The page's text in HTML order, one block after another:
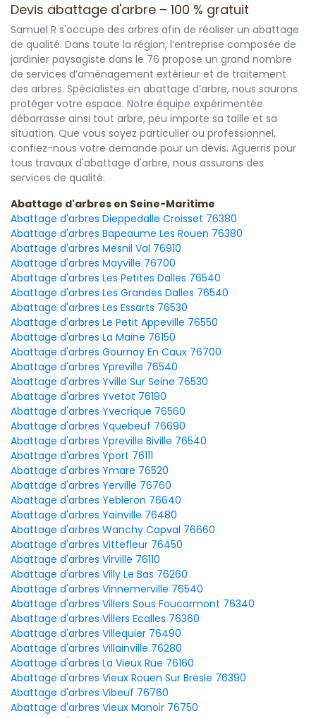
Devis abattage d'arbre – 100 % gratuit
Samuel R s'occupe des arbres afin de réaliser un abattage
de qualité. Dans toute la région, l’entreprise composée de
jardinier paysagiste dans le 76 propose un grand nombre
de services d’aménagement extérieur et de traitement
des arbres. Spécialistes en abattage d’arbre, nous saurons
protéger votre espace. Notre équipe expérimentée
débarrasse ainsi tout arbre, peu importe sa taille et sa
situation. Que vous soyez particulier ou professionnel,
confiez-nous votre demande pour un devis. Aguerris pour
tous travaux d'abattage d'arbre, nous assurons des
services de qualité.
Abattage d'arbres en Seine-Maritime
Abattage d'arbres Dieppedalle Croisset 76380
Abattage d'arbres Bapeaume Les Rouen 76380
Abattage d'arbres Mesnil Val 76910
Abattage d'arbres Mayville 76700
Abattage d'arbres Les Petites Dalles 76540
Abattage d'arbres Les Grandes Dalles 76540
Abattage d'arbres Les Essarts 76530
Abattage d'arbres Le Petit Appeville 76550
Abattage d'arbres La Maine 76150
Abattage d'arbres Gournay En Caux 76700
Abattage d'arbres Ypreville 76540
Abattage d'arbres Yville Sur Seine 76530
Abattage d'arbres Yvetot 76190
Abattage d'arbres Yvecrique 76560
Abattage d'arbres Yquebeuf 76690
Abattage d'arbres Ypreville Biville 76540
Abattage d'arbres Yport 76111
Abattage d'arbres Ymare 76520
Abattage d'arbres Yerville 76760
Abattage d'arbres Yebleron 76640
Abattage d'arbres Yainville 76480
Abattage d'arbres Wanchy Capval 76660
Abattage d'arbres Vittefleur 76450
Abattage d'arbres Virville 76110
Abattage d'arbres Villy Le Bas 76260
Abattage d'arbres Vinnemerville 76540
Abattage d'arbres Villers Sous Foucarmont 76340
Abattage d'arbres Villers Ecalles 76360
Abattage d'arbres Villequier 76490
Abattage d'arbres Villainville 76280
Abattage d'arbres La Vieux Rue 76160
Abattage d'arbres Vieux Rouen Sur Bresle 76390
Abattage d'arbres Vibeuf 76760
Abattage d'arbres Vieux Manoir 76750